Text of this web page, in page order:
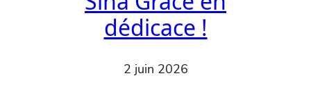
dédicace !
2 juin 2026